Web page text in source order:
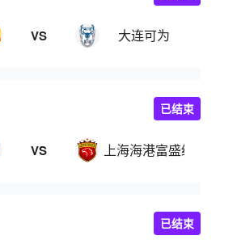
VS 大连可为
VS 上海海港富盛经开
已结束
已结束